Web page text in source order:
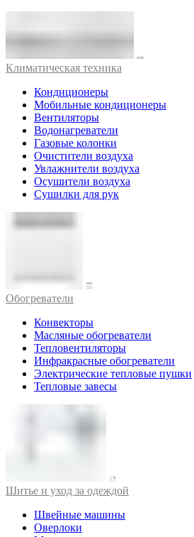
Климатическая техника
Кондиционеры
Мобильные кондиционеры
Вентиляторы
Водонагреватели
Газовые колонки
Очистители воздуха
Увлажнители воздуха
Осушители воздуха
Сушилки для рук
Обогреватели
Конвекторы
Масляные обогреватели
Тепловентиляторы
Инфракрасные обогреватели
Электрические тепловые пушки
Тепловые завесы
Шитье и уход за одеждой
Швейные машины
Оверлоки